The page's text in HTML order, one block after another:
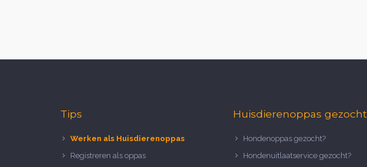
Tips
Werken als Huisdierenoppas
Registreren als oppas
Huisdierenoppas gezocht
Hondenoppas gezocht?
Hondenuitlaatservice gezocht?